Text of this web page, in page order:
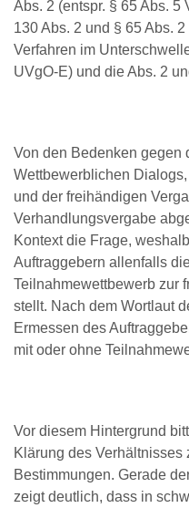
Abs. 2 (entspr. § 65 Abs.
130 Abs. 2 und § 65 Abs.
Verfahren im
UVgO-E) und die Abs. 2
Von den Bedenken gegen
Wettbewerblichen
und der freihändigen
Verhandlungsvergabe
Kontext die Frage,
Auftraggebern allenfalls
Teilnahmewettbewerb zur
stellt. Nach dem Wortlaut
Ermessen des
mit oder ohne
Vor diesem Hintergrund
Klärung des Verhältnisses
Bestimmungen. Gerade
zeigt deutlich, dass in